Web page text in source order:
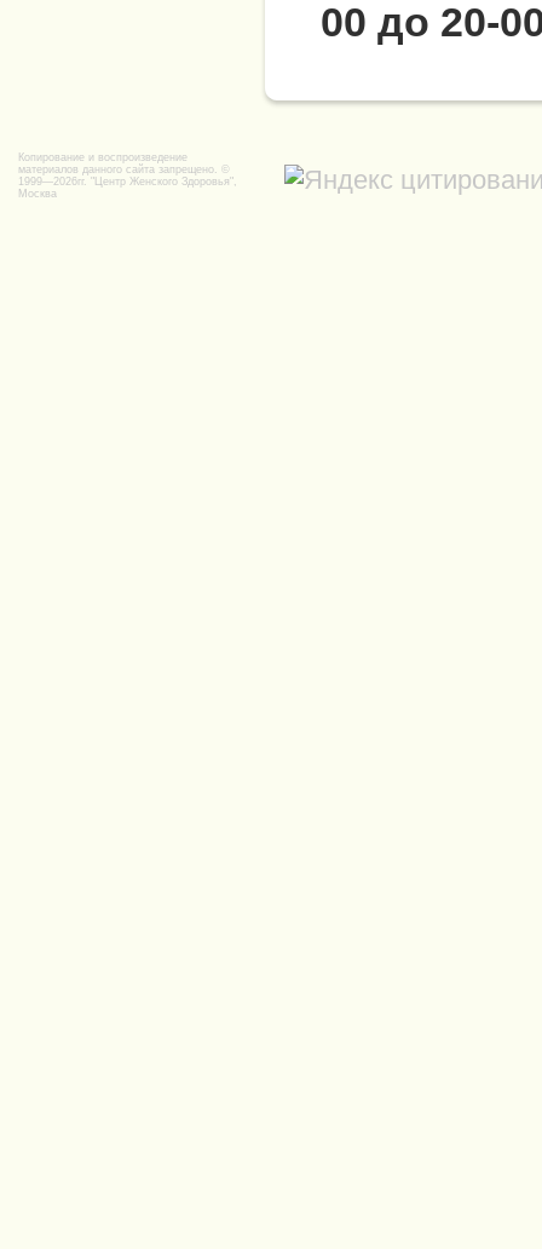
00 до 20-
Копирование и воспроизведение
материалов данного сайта запрещено. ©
1999—2026гг. "Центр Женского Здоровья",
Москва